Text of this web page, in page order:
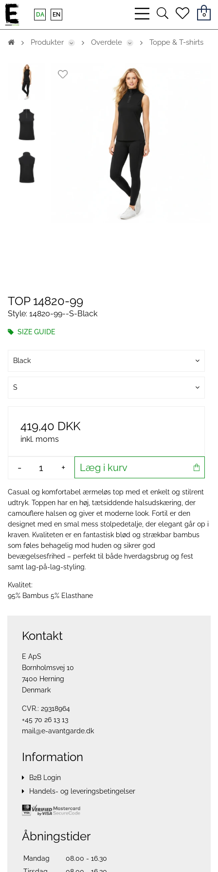
bars
light
searchheart
0
DA EN
Produkter Overdele Toppe & T-shirts
TOP 14820-99
Style: 14820-99--S-Black
SIZE GUIDE
Black
S
419,40 DKK
inkl. moms
- + Læg i kurv
Casual og komfortabel ærmeløs top med et enkelt og stilrent
udtryk. Toppen har en høj, tætsiddende halsudskæring, der
camouflere halsen og giver et moderne look. Fortil er den
designet med en smal mess stolpedetalje, der elegant går op i
kraven. Kvaliteten er en fantastisk blød og strækbar bambus
som føles behagelig mod huden og sikrer god
bevægelsesfrihed – perfekt til både hverdagsbrug og fest
samt lag-på-lag-styling.
Kvalitet:
95% Bambus 5% Elasthane
Kontakt
E ApS
Bornholmsvej 10
7400 Herning
Denmark
CVR.: 29318964
+45 70 26 13 13
mail@e-avantgarde.dk
Information
B2B Login
Handels- og leveringsbetingelser
Åbningstider
Mandag
08.00 - 16.30